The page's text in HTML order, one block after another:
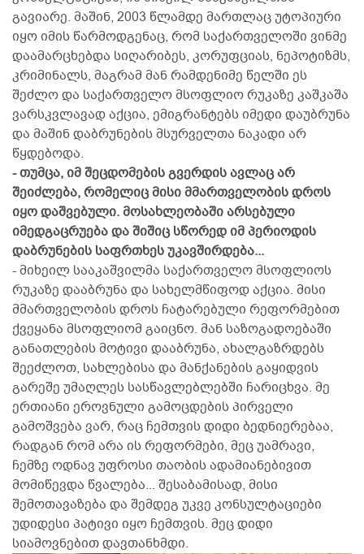
გავიარე. მაშინ, 2003 წლამდე მართლაც უტოპიური
იყო იმის წარმოდგენაც, რომ საქართველოში ვინმე
დაამარცხებდა სიღარიბეს, კორუფციას, ნეპოტიზმს,
კრიმინალს, მაგრამ მან რამდენიმე წელში ეს
შეძლო და საქართველო მსოფლიო რუკაზე კაშკაშა
ვარსკვლავად აქცია, ემიგრანტებს იმედი დაუბრუნა
და მაშინ დაბრუნების მსურველთა ნაკადი არ
წყდებოდა.
- თუმცა, იმ შეცდომების გვერდის ავლაც არ
შეიძლება, რომელიც მისი მმართველობის დროს
იყო დაშვებული. მოსახლეობაში არსებული
იმედგაცრუება და შიშიც სწორედ იმ პერიოდის
დაბრუნების საფრთხეს უკავშირდება...
- მიხეილ სააკაშვილმა საქართველო მსოფლიოს
რუკაზე დააბრუნა და სახელმწიფოდ აქცია. მისი
მმართველობის დროს ჩატარებული რეფორმებით
ქვეყანა მსოფლიომ გაიცნო. მან საზოგადოებაში
განათლების მოტივი დააბრუნა, ახალგაზრდებს
შეეძლოთ, სახლებისა და მანქანების გაყიდვის
გარეშე უმაღლეს სასწავლებლებში ჩარიცხვა. მე
ერთიანი ეროვნული გამოცდების პირველი
გამოშვება ვარ, რაც ჩემთვის დიდი ბედნიერებაა,
რადგან რომ არა ის რეფორმები, მეც უამრავი,
ჩემზე ოდნავ უფროსი თაობის ადამიანებივით
მომიწევდა წვალება... შესაბამისად, მისი
შემოთავაზება და შემდეგ უკვე კონსულტაციები
უდიდესი პატივი იყო ჩემთვის. მეც დიდი
სიამოვნებით დავთანხმდი.